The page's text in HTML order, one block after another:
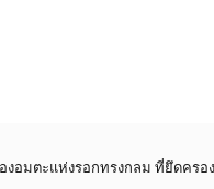
งอมตะแห่งรอกทรงกลม ที่ยึดคร